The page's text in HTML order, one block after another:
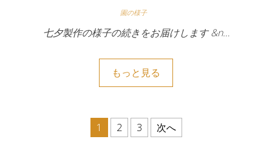
園の様子
七夕製作の様子の続きをお届けします &n…
もっと見る
投稿ナビゲーション
1 2 3 次へ